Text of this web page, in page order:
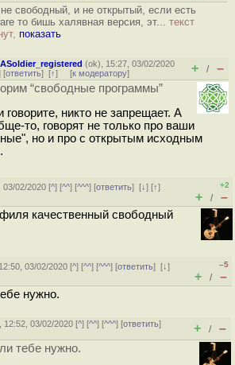
свободный, и не открытый, если есть
то бишь халявная версия, эт... текст
показать
(ok), 15:27, 03/02/2020
[ответить] [↑] [к модератору] + / –
“свободные программы”
говорите, никто не запрещает. А
то, говорят не только про ваши
но и про с открытым исходным
03/02/2020 [^] [^^] [^^^] [ответить][↓] [↑]
+2
+ / –
качественный свободный
03/02/2020 [^] [^^] [^^^] [ответить][↓]
–5
+ / –
нужно.
12:52, 03/02/2020 [^] [^^] [^^^] [ответить]
+ / –
тебе нужно.